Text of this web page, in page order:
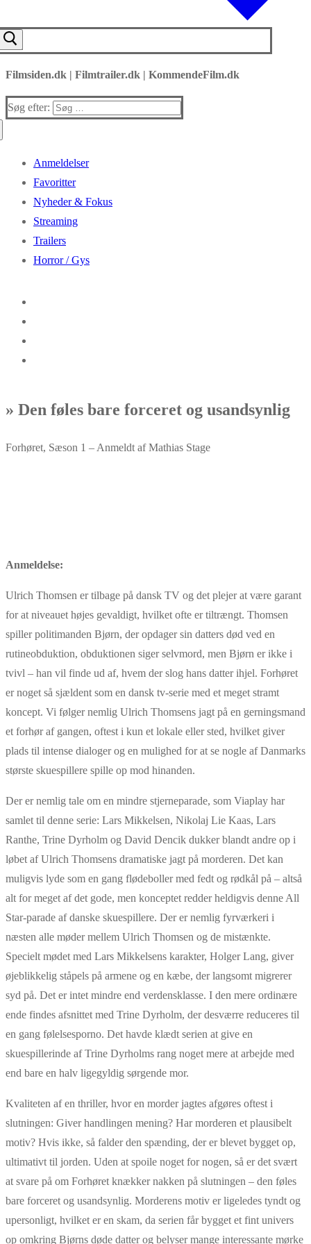
Filmsiden.dk | Filmtrailer.dk | KommendeFilm.dk
Søg efter:
Anmeldelser
Favoritter
Nyheder & Fokus
Streaming
Trailers
Horror / Gys
» Den føles bare forceret og usandsynlig
Forhøret, Sæson 1 – Anmeldt af Mathias Stage
Anmeldelse:
Ulrich Thomsen er tilbage på dansk TV og det plejer at være garant
for at niveauet højes gevaldigt, hvilket ofte er tiltrængt. Thomsen
spiller politimanden Bjørn, der opdager sin datters død ved en
rutineobduktion, obduktionen siger selvmord, men Bjørn er ikke i
tvivl – han vil finde ud af, hvem der slog hans datter ihjel. Forhøret
er noget så sjældent som en dansk tv-serie med et meget stramt
koncept. Vi følger nemlig Ulrich Thomsens jagt på en gerningsmand
et forhør af gangen, oftest i kun et lokale eller sted, hvilket giver
plads til intense dialoger og en mulighed for at se nogle af Danmarks
største skuespillere spille op mod hinanden.
Der er nemlig tale om en mindre stjerneparade, som Viaplay har
samlet til denne serie: Lars Mikkelsen, Nikolaj Lie Kaas, Lars
Ranthe, Trine Dyrholm og David Dencik dukker blandt andre op i
løbet af Ulrich Thomsens dramatiske jagt på morderen. Det kan
muligvis lyde som en gang flødeboller med fedt og rødkål på – altså
alt for meget af det gode, men konceptet redder heldigvis denne All
Star-parade af danske skuespillere. Der er nemlig fyrværkeri i
næsten alle møder mellem Ulrich Thomsen og de mistænkte.
Specielt mødet med Lars Mikkelsens karakter, Holger Lang, giver
øjeblikkelig ståpels på armene og en kæbe, der langsomt migrerer
syd på. Det er intet mindre end verdensklasse. I den mere ordinære
ende findes afsnittet med Trine Dyrholm, der desværre reduceres til
en gang følelsesporno. Det havde klædt serien at give en
skuespillerinde af Trine Dyrholms rang noget mere at arbejde med
end bare en halv ligegyldig sørgende mor.
Kvaliteten af en thriller, hvor en morder jagtes afgøres oftest i
slutningen: Giver handlingen mening? Har morderen et plausibelt
motiv? Hvis ikke, så falder den spænding, der er blevet bygget op,
ultimativt til jorden. Uden at spoile noget for nogen, så er det svært
at svare på om Forhøret knækker nakken på slutningen – den føles
bare forceret og usandsynlig. Morderens motiv er ligeledes tyndt og
upersonligt, hvilket er en skam, da serien får bygget et fint univers
op omkring Bjørns døde datter og belyser mange interessante mørke